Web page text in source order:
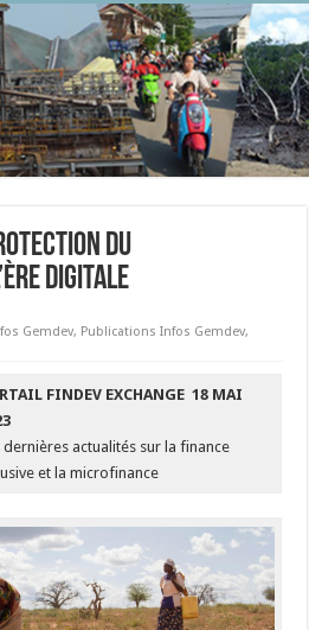
du
digitale
Gemdev, Publications Infos Gemdev,
FINDEV EXCHANGE 18 MAI
dernières actualités sur la finance
et la microfinance